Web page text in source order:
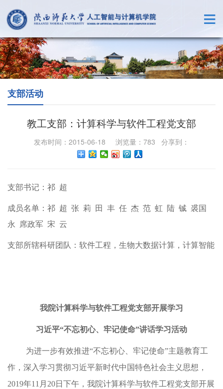
支部活动
教工支部：计算科学与软件工程党支部
发布时间：2015-06-18 浏览量： 783 分享到：
支部书记：祁 超
成员名单：祁 超 张 莉 田 丰 任 杰 范 虹 陆 铖 裘国
永 席政军 宋 云
支部所辖科研团队：软件工程，生物大数据计算，计算智能
我院计算科学与软件工程党支部开展学习
习近平“不忘初心、牢记使命”讲话学习活动
为进一步有效推进“不忘初心、牢记使命”主题教育工
作，深入学习贯彻习近平新时代中国特色社会主义思想，
2019年11月20日下午，我院计算科学与软件工程党支部开展